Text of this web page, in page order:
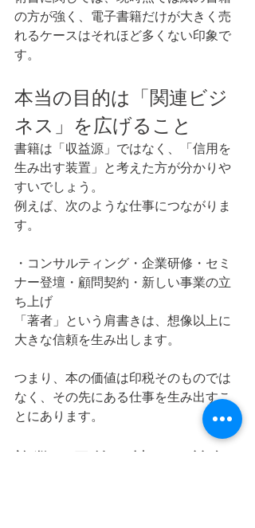
の方が強く、電子書籍だけが大きく売
れるケースはそれほど多くない印象で
す。
本当の目的は「関連ビジ
ネス」を広げること
書籍は「収益源」ではなく、「信用を
生み出す装置」と考えた方が分かりや
すいでしょう。
例えば、次のような仕事につながりま
す。
・コンサルティング・企業研修・セミ
ナー登壇・顧問契約・新しい事業の立
ち上げ
「著者」という肩書きは、想像以上に
大きな信頼を生み出します。
つまり、本の価値は印税そのものでは
なく、その先にある仕事を生み出すこ
とにあります。
複数の目的を持って前向